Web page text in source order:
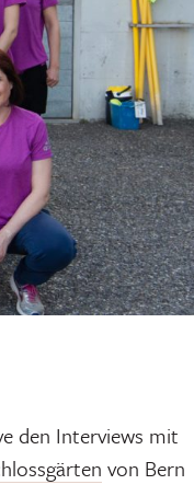
den Interviews mit
von Bern